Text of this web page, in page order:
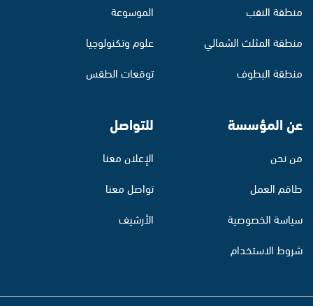
منطقة النقب
منطقة المثلث الشمالي
منطقة البطوف
الموسوعة
علوم وتكنولوجيا
توقعات الطقس
عن المؤسسة
من نحن
طاقم العمل
سياسة الخصوصية
شروط الاستخدام
للتواصل
الإعلان معنا
تواصل معنا
الأرشيف